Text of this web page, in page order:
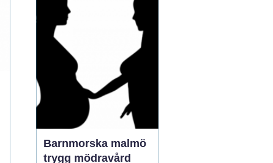
områden och säsonger.
Den som plane...
Barnmorska malmö
trygg mödravård